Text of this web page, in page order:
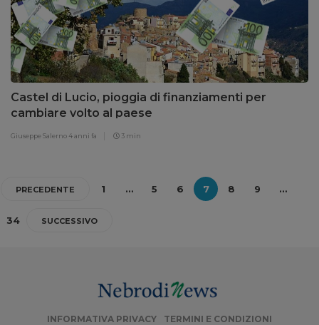
Castel di Lucio, pioggia di finanziamenti per
cambiare volto al paese
Giuseppe Salerno 4 anni fa 3 min
PRECEDENTE 1 … 5 6 7 8 9 …
34 SUCCESSIVO
INFORMATIVA PRIVACY TERMINI E CONDIZIONI